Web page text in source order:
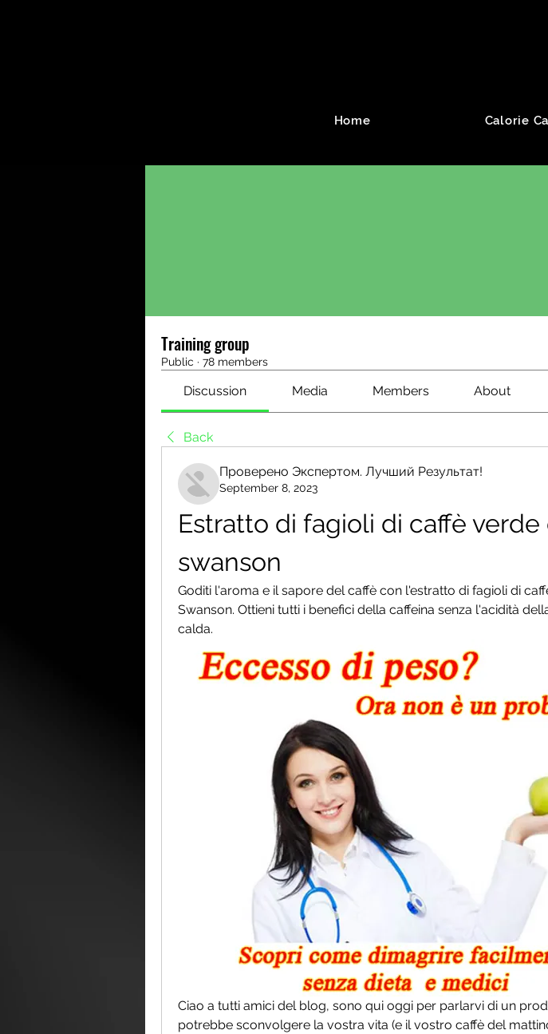
Home Calorie
Training group
Public · 78 members
Discussion Media Members About
Back
Проверено Экспертом. Лучший Результат!
September 8, 2023
Estratto di fagioli di caffè verde
swanson
Goditi l'aroma e il sapore del caffè con l'estratto di fagioli di
Swanson. Ottieni tutti i benefici della caffeina senza l'acidità
calda.
Ciao a tutti amici del blog, sono qui oggi per parlarvi di un
potrebbe sconvolgere la vostra vita (e il vostro caffè del